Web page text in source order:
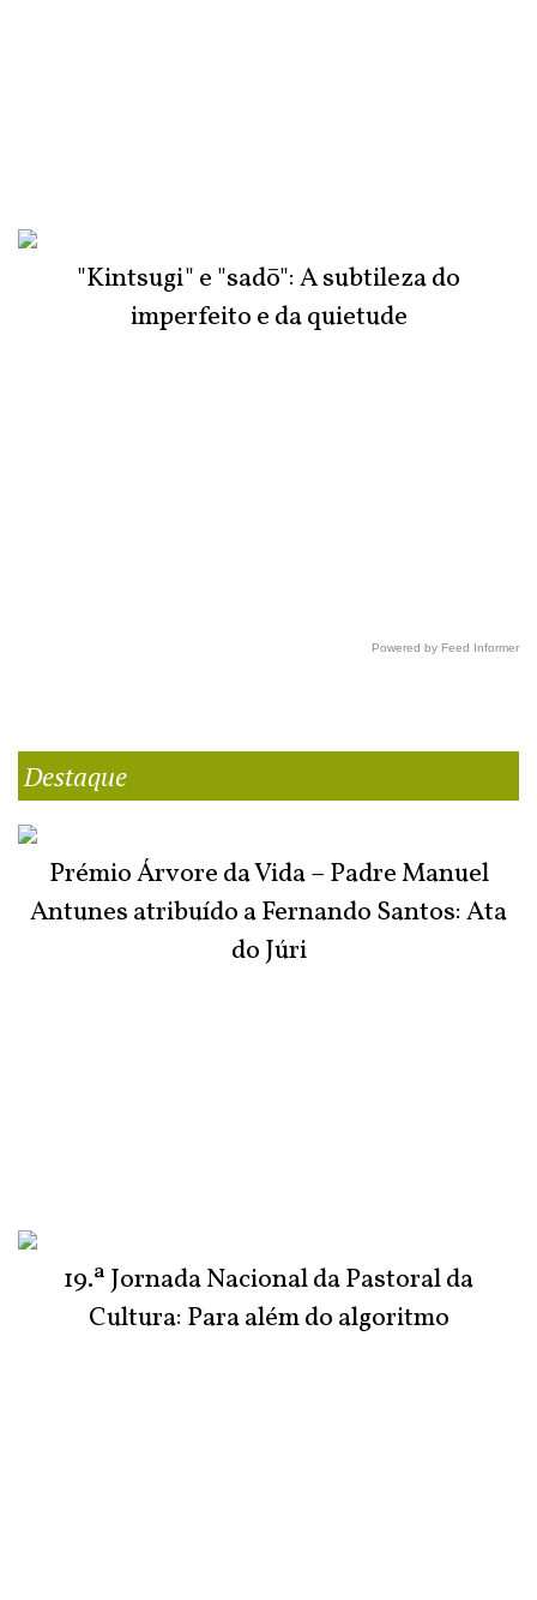
"Kintsugi" e "sadō": A subtileza do
imperfeito e da quietude
Powered by Feed Informer
Destaque
Prémio Árvore da Vida – Padre Manuel
Antunes atribuído a Fernando Santos: Ata
do Júri
19.ª Jornada Nacional da Pastoral da
Cultura: Para além do algoritmo